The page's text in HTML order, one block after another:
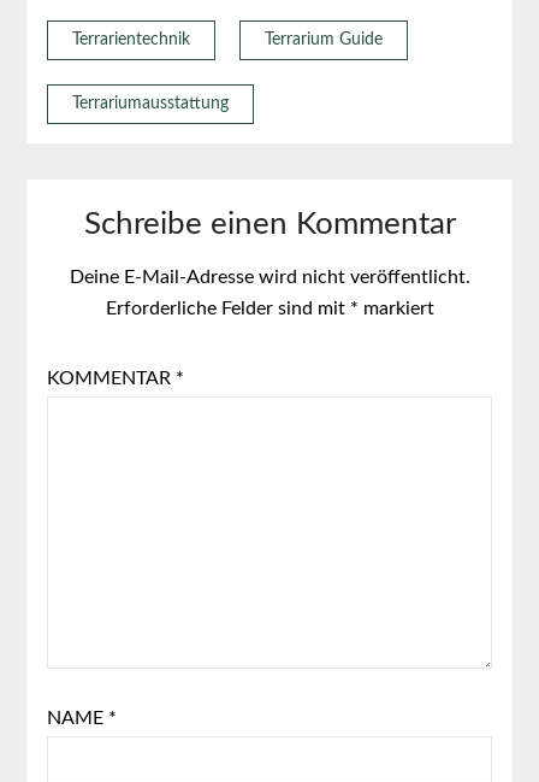
Terrarientechnik Terrarium Guide
Terrariumausstattung
Schreibe einen Kommentar
Deine E-Mail-Adresse wird nicht veröffentlicht.
Erforderliche Felder sind mit * markiert
KOMMENTAR *
NAME *